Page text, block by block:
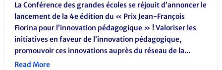
La Conférence des grandes écoles se réjouit d’annoncer le
lancement de la 4e édition du « Prix Jean-François
Fiorina pour l’innovation pédagogique » ! Valoriser les
initiatives en faveur de l’innovation pédagogique,
promouvoir ces innovations auprès du réseau de la...
Read More